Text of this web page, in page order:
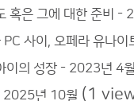
혹은 그에 대한 준비 -
PC 사이, 오페라 유나
이의 성장 - 2023년 4월
2025년 10월 (1